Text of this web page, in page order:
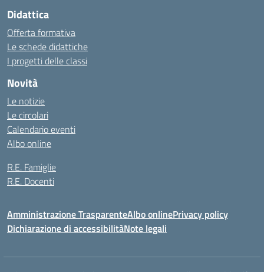
Didattica
Offerta formativa
Le schede didattiche
I progetti delle classi
Novità
Le notizie
Le circolari
Calendario eventi
Albo online
R.E. Famiglie
R.E. Docenti
Amministrazione TrasparenteAlbo onlinePrivacy policy
Dichiarazione di accessibilitàNote legali